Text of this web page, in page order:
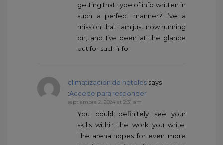
getting that type of info written in
such a perfect manner? I’ve a
mission that I am just now running
on, and I’ve been at the glance
out for such info.
climatizacion de hoteles says
:Accede para responder
septiembre 2, 2024 at 2:31 am
You could definitely see your
skills within the work you write.
The arena hopes for even more